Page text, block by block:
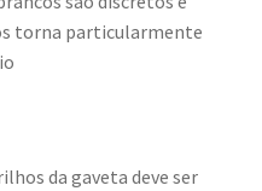
torna particularmente
da gaveta deve ser